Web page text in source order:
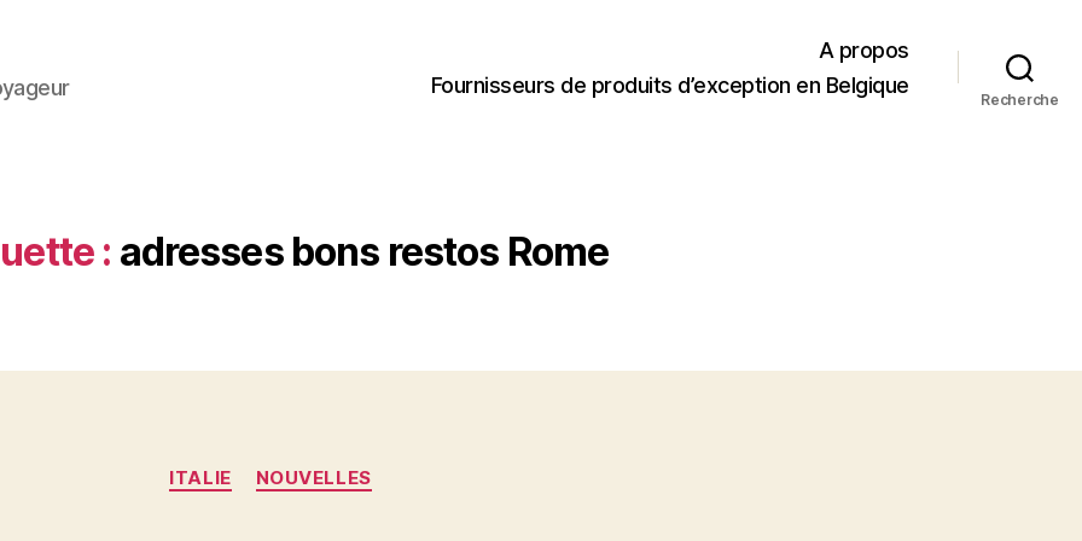
A propos
Fournisseurs de produits d’exception en Belgique
Recherche
: adresses bons restos Rome
Catégories
ITALIE NOUVELLES